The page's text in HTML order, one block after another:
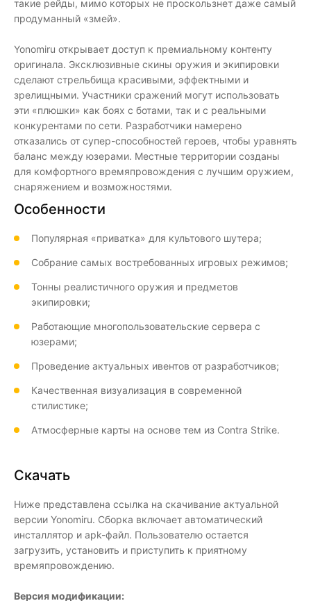
такие рейды, мимо которых не проскользнет даже самый
продуманный «змей».
Yonomiru открывает доступ к премиальному контенту
оригинала. Эксклюзивные скины оружия и экипировки
сделают стрельбища красивыми, эффектными и
зрелищными. Участники сражений могут использовать
эти «плюшки» как боях с ботами, так и с реальными
конкурентами по сети. Разработчики намерено
отказались от супер-способностей героев, чтобы уравнять
баланс между юзерами. Местные территории созданы
для комфортного времяпровождения с лучшим оружием,
снаряжением и возможностями.
Особенности
Популярная «приватка» для культового шутера;
Собрание самых востребованных игровых режимов;
Тонны реалистичного оружия и предметов
экипировки;
Работающие многопользовательские сервера с
юзерами;
Проведение актуальных ивентов от разработчиков;
Качественная визуализация в современной
стилистике;
Атмосферные карты на основе тем из Contra Strike.
Скачать
Ниже представлена ссылка на скачивание актуальной
версии Yonomiru. Сборка включает автоматический
инсталлятор и apk-файл. Пользователю остается
загрузить, установить и приступить к приятному
времяпровождению.
Версия модификации: